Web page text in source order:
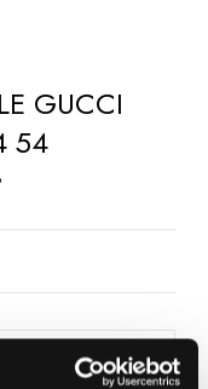
GUCCI
54
ŽELJA